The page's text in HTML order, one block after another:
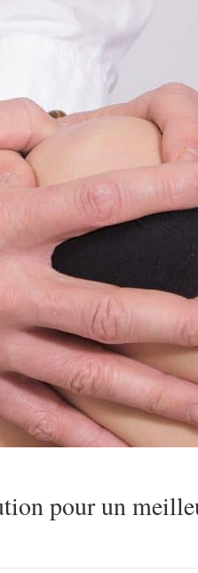
pour un